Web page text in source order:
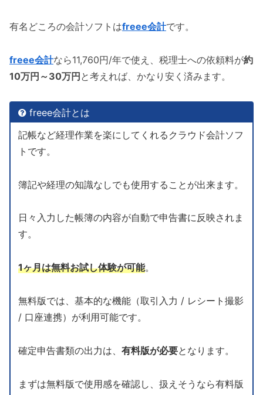
有名どころの会計ソフトはfreee会計です。
freee会計なら11,760円/年で使え、税理士への依頼料が約
10万円～30万円 と考えれば、かなり安く済みます。
freee会計とは
記帳など経理作業を楽にしてくれるクラウド会計ソフ
トです。
簿記や経理の知識なしでも使用することが出来ます。
日々入力した帳簿の内容が自動で申告書に反映されま
す。
1ヶ月は無料お試し体験が可能。
無料版では、基本的な機能（取引入力 / レシート撮影
/ 口座連携）が利用可能です。
確定申告書類の出力は、 有料版が必要となります。
まずは無料版で使用感を確認し、扱えそうなら有料版